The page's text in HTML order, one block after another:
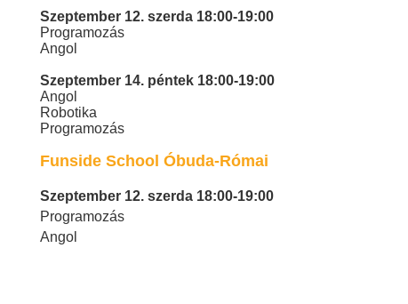
Szeptember 12. szerda 18:00-19:00
Programozás
Angol
Szeptember 14. péntek 18:00-19:00
Angol
Robotika
Programozás
Funside School Óbuda-Római
Szeptember 12. szerda 18:00-19:00
Programozás
Angol